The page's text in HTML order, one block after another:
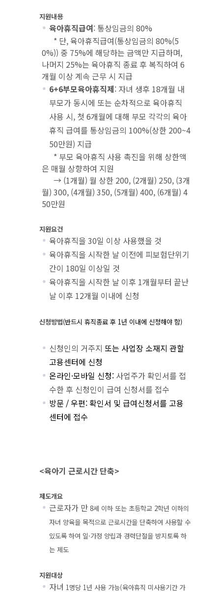
지원내용
육아휴직급여: 통상임금의 80%
* 단, 육아휴직급여(통상임금의 80%(5
0%)) 중 75%에 해당하는 금액만 지급하며,
나머지 25%는 육아휴직 종료 후 복직하여 6
개월 이상 계속 근무 시 지급
6+6부모육아휴직제: 자녀 생후 18개월 내
부모가 동시에 또는 순차적으로 육아휴직
사용 시, 첫 6개월에 대해 부모 각각의 육아
휴직 급여를 통상임금의 100%(상한 200~4
50만원) 지급
* 부모 육아휴직 사용 촉진을 위해 상한액
은 매월 상향하여 지원
→ (1개월) 월 상한 200, (2개월) 250, (3개
월) 300, (4개월) 350, (5개월) 400, (6개월) 4
50만원
지원요건
육아휴직을 30일 이상 사용했을 것
육아휴직을 시작한 날 이전에 피보험단위기
간이 180일 이상일 것
육아휴직을 시작한 날 이후 1개월부터 끝난
날 이후 12개월 이내에 신청
신청방법(반드시 휴직종료 후 1년 이내에 신청해야 함)
신청인의 거주지 또는 사업장 소재지 관할
고용센터에 신청
온라인·모바일 신청: 사업주가 확인서를 접
수한 후 신청인이 급여 신청서를 접수
방문 / 우편: 확인서 및 급여신청서를 고용
센터에 접수
<육아기 근로시간 단축>
제도개요
근로자가 만 8세 이하 또는 초등학교 2학년 이하의
자녀 양육을 목적으로 근로시간을 단축하여 사용할 수
있도록 하여 일·가정 양립과 경력단절을 방지토록 하
는 제도
지원대상
자녀 1명당 1년 사용 가능(육아휴직 미사용기간 가